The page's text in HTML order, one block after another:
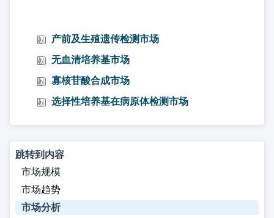
产前及生殖遗传检测市场
无血清培养基市场
寡核苷酸合成市场
选择性培养基在病原体检测市场
跳转到内容
市场规模
市场趋势
市场分析